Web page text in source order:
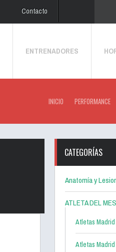
Contacto
ENTRENADORES
INICIO PERFORMANCE
CATEGORÍAS
Anatomía y
ATLETA DEL MES
Atletas Madrid
Atletas Madrid